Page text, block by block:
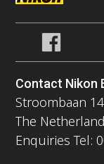
Contact Nikon
Stroombaan
The
Enquiries Tel: